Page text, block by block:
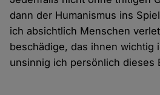
dann der Humanismus ins
ich absichtlich Menschen
beschädige, das ihnen wichtig
unsinnig ich persönlich dieses